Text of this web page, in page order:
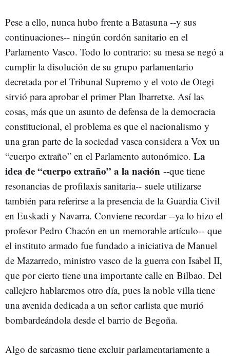
Pese a ello, nunca hubo frente a Batasuna --y sus
continuaciones-- ningún cordón sanitario en el
Parlamento Vasco. Todo lo contrario: su mesa se negó a
cumplir la disolución de su grupo parlamentario
decretada por el Tribunal Supremo y el voto de Otegi
sirvió para aprobar el primer Plan Ibarretxe. Así las
cosas, más que un asunto de defensa de la democracia
constitucional, el problema es que el nacionalismo y
una gran parte de la sociedad vasca considera a Vox un
“cuerpo extraño” en el Parlamento autonómico. La
idea de “cuerpo extraño” a la nación --que tiene
resonancias de profilaxis sanitaria-- suele utilizarse
también para referirse a la presencia de la Guardia Civil
en Euskadi y Navarra. Conviene recordar --ya lo hizo el
profesor Pedro Chacón en un memorable artículo-- que
el instituto armado fue fundado a iniciativa de Manuel
de Mazarredo, ministro vasco de la guerra con Isabel II,
que por cierto tiene una importante calle en Bilbao. Del
callejero hablaremos otro día, pues la noble villa tiene
una avenida dedicada a un señor carlista que murió
bombardeándola desde el barrio de Begoña.
Algo de sarcasmo tiene excluir parlamentariamente a